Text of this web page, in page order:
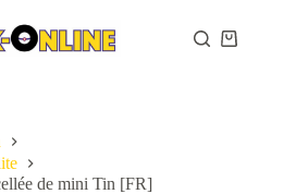
Panier
de mini Tin [FR]